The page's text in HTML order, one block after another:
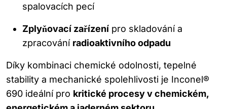
spalovacích pecí
Zplyňovací zařízení pro skladování a
zpracování radioaktivního odpadu
Díky kombinaci chemické odolnosti, tepelné
stability a mechanické spolehlivosti je Inconel®
690 ideální pro kritické procesy v chemickém,